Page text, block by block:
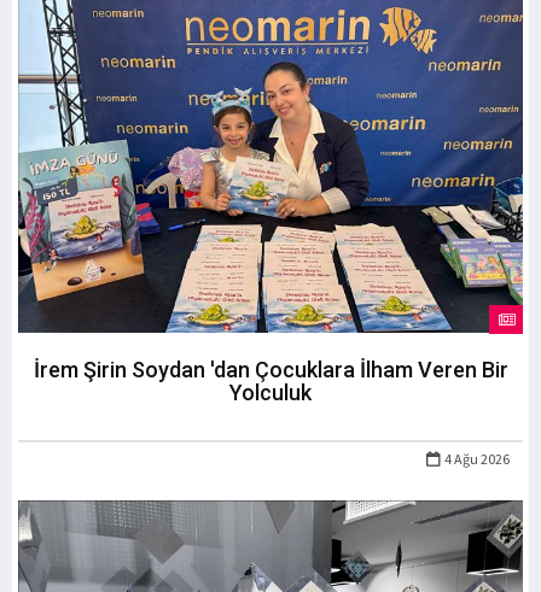
İrem Şirin Soydan 'dan Çocuklara İlham Veren Bir
Yolculuk
4 Ağu 2026